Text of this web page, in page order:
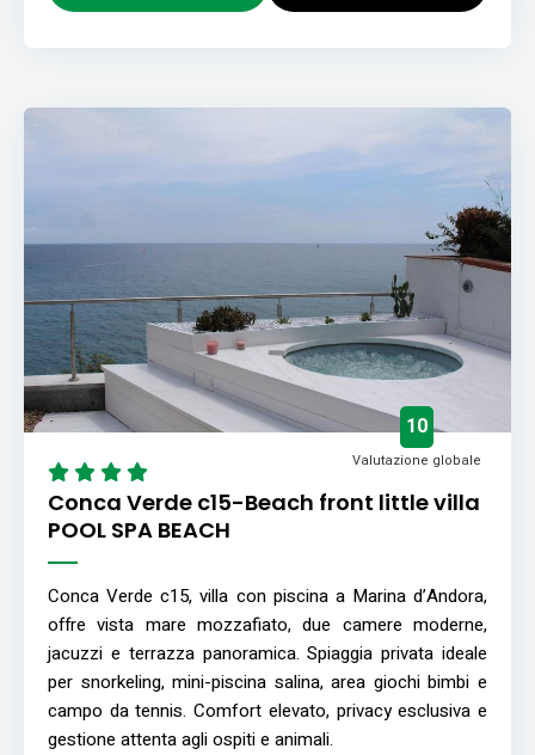
Conca Verde c15-Beach front little villa
POOL SPA BEACH
10
Valutazione globale
Conca Verde c15, villa con piscina a Marina d’Andora,
offre vista mare mozzafiato, due camere moderne,
jacuzzi e terrazza panoramica. Spiaggia privata ideale
per snorkeling, mini-piscina salina, area giochi bimbi e
campo da tennis. Comfort elevato, privacy esclusiva e
gestione attenta agli ospiti e animali.